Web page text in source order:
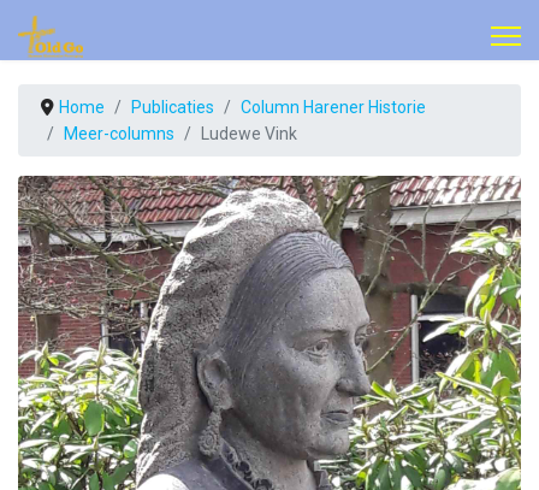
Home Publicaties
Column Harener Historie
Meer-columns
Ludewe Vink